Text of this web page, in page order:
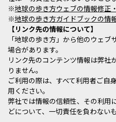
※地球の歩き方ウェブの情報修正
※地球の歩き方ガイドブックの情
リンク先の情報について
「地球の歩き方」から他のウェ
場合があります。
リンク先のコンテンツ情報は弊社
りません。
ご利用の際は、すべて利用者ご自
用ください。
弊社では情報の信頼性、その利用
どについて、一切責任を負わない